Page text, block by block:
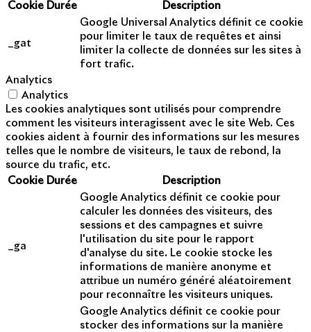
Cookie Durée Description
_gat
Google Universal Analytics définit ce cookie
pour limiter le taux de requêtes et ainsi
limiter la collecte de données sur les sites à
fort trafic.
Analytics
Analytics
Les cookies analytiques sont utilisés pour comprendre
comment les visiteurs interagissent avec le site Web. Ces
cookies aident à fournir des informations sur les mesures
telles que le nombre de visiteurs, le taux de rebond, la
source du trafic, etc.
Cookie Durée Description
_ga
Google Analytics définit ce cookie pour
calculer les données des visiteurs, des
sessions et des campagnes et suivre
l'utilisation du site pour le rapport
d'analyse du site. Le cookie stocke les
informations de manière anonyme et
attribue un numéro généré aléatoirement
pour reconnaître les visiteurs uniques.
Google Analytics définit ce cookie pour
stocker des informations sur la manière